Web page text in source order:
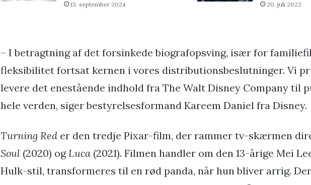
13. september 2024 20. juli 2022
– I betragtning af det forsinkede biografopsving, især for
fleksibilitet fortsat kernen i vores distributionsbeslutninger. Vi
levere det enestående indhold fra The Walt Disney Company til
hele verden, siger bestyrelsesformand Kareem Daniel fra Disney.
Turning Red er den tredje Pixar-film, der rammer tv-skærmen
Soul (2020) ogLuca (2021). Filmen handler om den 13-årige Mei
Hulk-stil, transformeres til en rød panda, når hun bliver arrig.